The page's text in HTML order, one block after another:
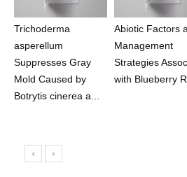
Trichoderma
asperellum
Suppresses Gray
Mold Caused by
Botrytis cinerea a...
Abiotic Factors
Management
Strategies
with Blueberry